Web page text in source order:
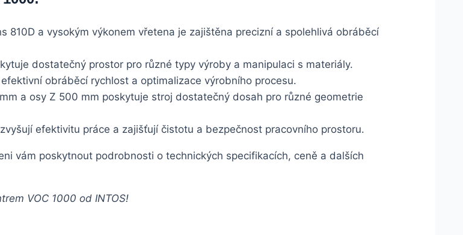
810D a vysokým výkonem vřetena je zajištěna precizní a spolehlivá obráběcí
dostatečný prostor pro různé typy výroby a manipulaci s materiály.
obráběcí rychlost a optimalizace výrobního procesu.
a osy Z 500 mm poskytuje stroj dostatečný dosah pro různé geometrie
efektivitu práce a zajišťují čistotu a bezpečnost pracovního prostoru.
vám poskytnout podrobnosti o technických specifikacích, ceně a dalších
VOC 1000 od INTOS!